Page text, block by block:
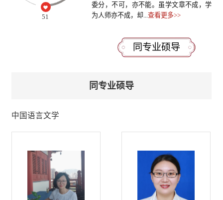
51
委分，不可，亦不能。虽学文章不成，学
为人师亦不成，却... 查看更多>>
同专业硕导
同专业硕导
中国语言文学